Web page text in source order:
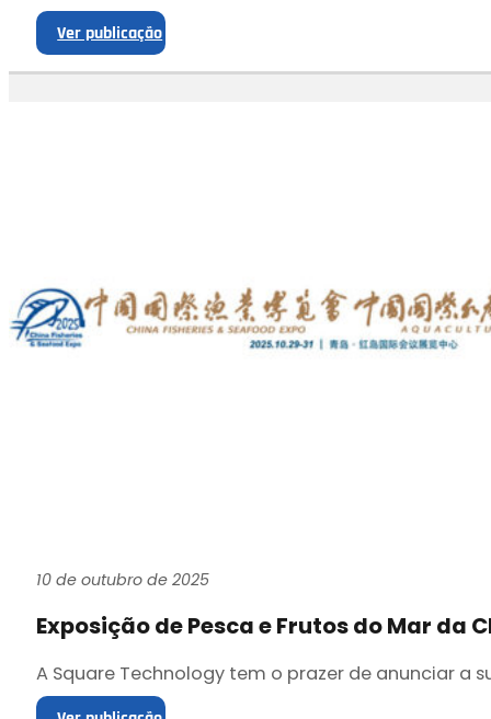
Ver publicação
10 de outubro de 2025
Exposição de Pesca e Frutos do Mar da
A Square Technology tem o prazer de anunciar a